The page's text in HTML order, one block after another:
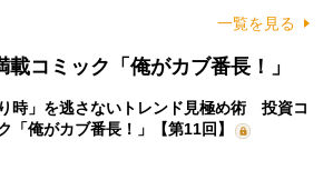
一覧を見る
コミック「俺がカブ番長！」
り時」を逃さないトレンド見極め術 投資コ
「俺がカブ番長！」【第11回】